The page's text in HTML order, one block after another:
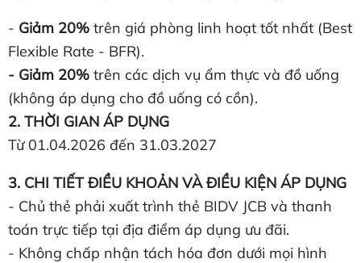
- Giảm 20% trên giá phòng linh hoạt tốt nhất (Best
Flexible Rate - BFR).
- Giảm 20% trên các dịch vụ ẩm thực và đồ uống
(không áp dụng cho đồ uống có cồn).
2. THỜI GIAN ÁP DỤNG
Từ 01.04.2026 đến 31.03.2027
3. CHI TIẾT ĐIỀU KHOẢN VÀ ĐIỀU KIỆN ÁP DỤNG
- Chủ thẻ phải xuất trình thẻ BIDV JCB và thanh
toán trực tiếp tại địa điểm áp dụng ưu đãi.
- Không chấp nhận tách hóa đơn dưới mọi hình